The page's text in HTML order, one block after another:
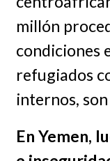
millón
condiciones
refugiados
internos,
En Yemen,